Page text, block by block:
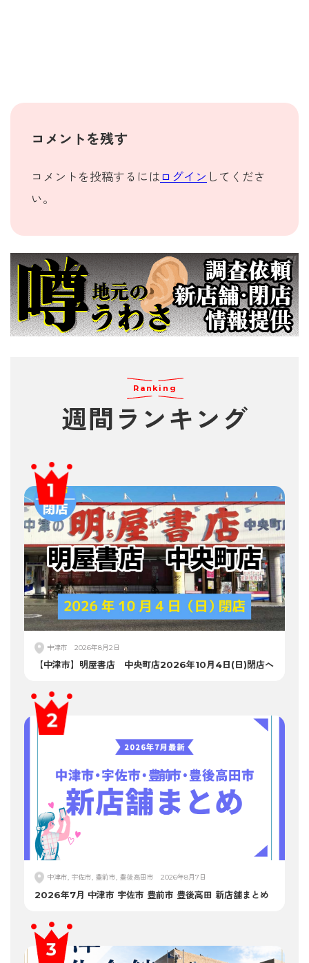
コメントを残す
コメントを投稿するには ログイン してくださ
い。
Ranking
週間 ランキング
中津市 2026年8月2日
【中津市】明屋書店 中央町店2026年10月4日(日)閉店へ
中津市, 宇佐市, 豊前市, 豊後高田市 2026年8月7日
2026年7月 中津市 宇佐市 豊前市 豊後高田 新店舗まとめ